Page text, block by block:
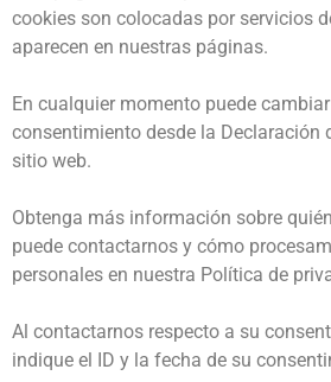
cookies son colocadas por servicios
aparecen en nuestras páginas.
En cualquier momento puede
consentimiento desde la Declaración
sitio web.
Obtenga más información sobre
puede contactarnos y cómo
personales en nuestra Política de
Al contactarnos respecto a su
indique el ID y la fecha de su